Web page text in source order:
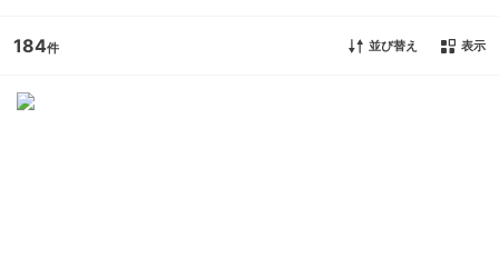
184 並び替え 表示